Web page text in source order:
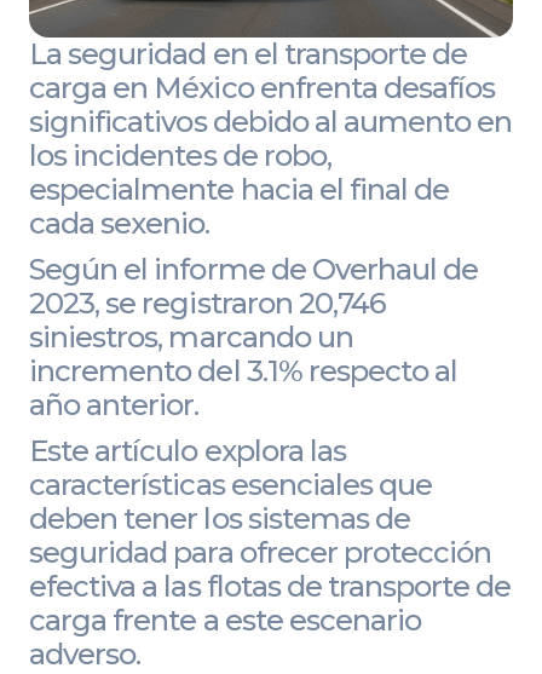
La seguridad en el transporte de
carga en México enfrenta desafíos
significativos debido al aumento en
los incidentes de robo,
especialmente hacia el final de
cada sexenio.
Según el informe de Overhaul de
2023, se registraron 20,746
siniestros, marcando un
incremento del 3.1% respecto al
año anterior.
Este artículo explora las
características esenciales que
deben tener los sistemas de
seguridad para ofrecer protección
efectiva a las flotas de transporte de
carga frente a este escenario
adverso.